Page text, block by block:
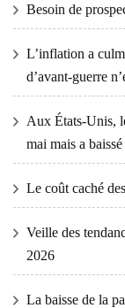
Besoin de
L’inflation a
d’avant-guerre
Aux États-Unis,
mai mais a
Le coût caché
Veille des
2026
La baisse de la